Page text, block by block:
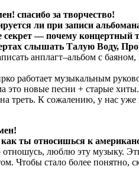
спасибо за творчество!
ли при записи
секрет — почему концертный
слышать Талую Воду,
анплагт–альбом с
работает музыкальным
это новые песни + старые
треть. К сожалению, у нас уже
ты относишься к
люблю эту музыку.
Чтобы стало более